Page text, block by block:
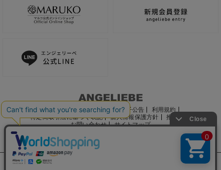
ご利用ガイド 会社概要 電子公告
利用規約
特定商取引法に基づく表記
個人情報保護方針
推奨環境
お問い合わせ
サイトマップ
サイト内の文章、画像などの著作物はマルコ株式会社に属します。